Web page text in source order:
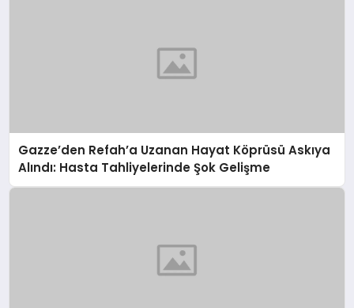
Gazze’den Refah’a Uzanan Hayat Köprüsü Askıya
Alındı: Hasta Tahliyelerinde Şok Gelişme